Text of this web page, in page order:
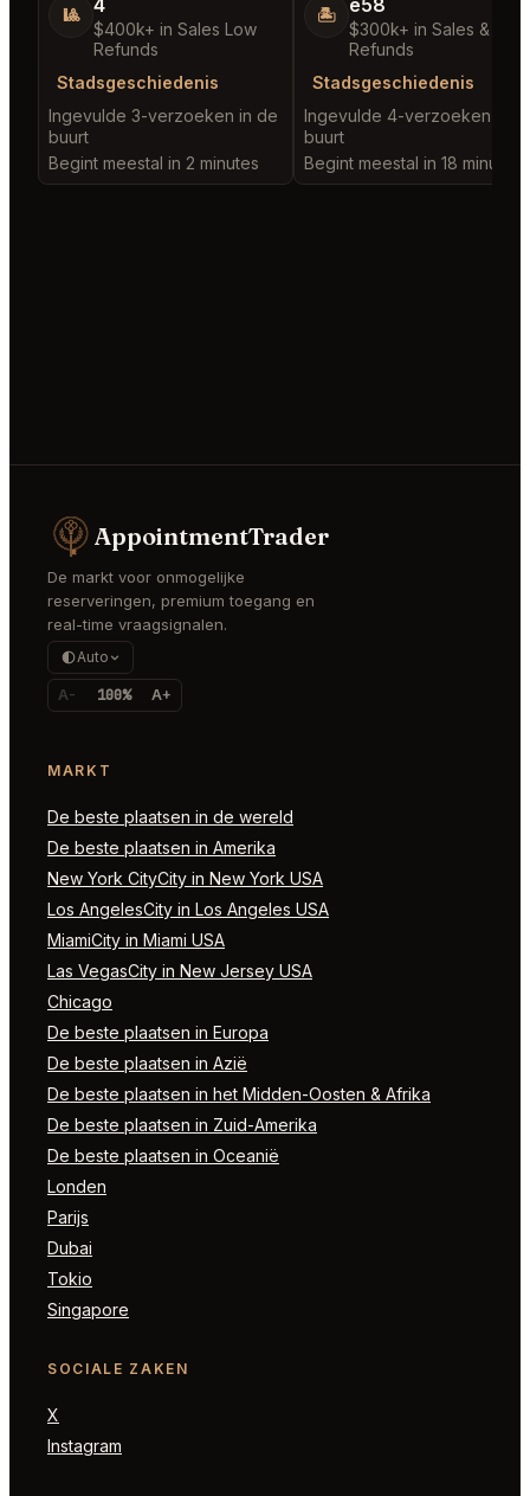
🎱
4
$400k+ in Sales Low
Refunds
Stadsgeschiedenis
Ingevulde 3-verzoeken in de
buurt
Begint meestal in 2 minutes
🏝️
e58
$300k+ in Sales & Low
Refunds
Stadsgeschiedenis
Ingevulde 4-verzoeken in
buurt
Begint meestal in 18 minutes
AppointmentTrader
De markt voor onmogelijke
reserveringen, premium toegang en
real-time vraagsignalen.
Auto
A- 100% A+
MARKT
De beste plaatsen in de wereld
De beste plaatsen in Amerika
New York CityCity in New York USA
Los AngelesCity in Los Angeles USA
MiamiCity in Miami USA
Las VegasCity in New Jersey USA
Chicago
De beste plaatsen in Europa
De beste plaatsen in Azië
De beste plaatsen in het Midden-Oosten & Afrika
De beste plaatsen in Zuid-Amerika
De beste plaatsen in Oceanië
Londen
Parijs
Dubai
Tokio
Singapore
SOCIALE ZAKEN
X
Instagram